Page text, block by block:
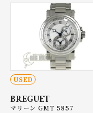
USED
BREGUET
マリーン GMT 5857